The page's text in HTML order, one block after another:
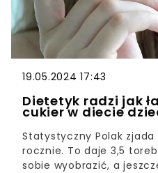
19.05.2024 17:43
Dietetyk radzi jak
cukier w diecie
Statystyczny Polak
rocznie. To daje 3,5
sobie wyobrazić, a